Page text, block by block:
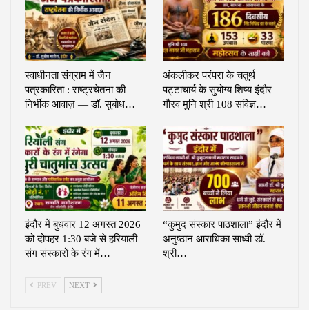
स्वाधीनता संग्राम में जैन
पत्रकारिता : राष्ट्रचेतना की
निर्भीक आवाज़ — डॉ. सुबोध…
अंकलीकर परंपरा के चतुर्थ
पट्टाचार्य के सुयोग्य शिष्य इंदौर
गौरव मुनि श्री 108 सविज्ञ…
इंदौर में बुधवार 12 अगस्त 2026
को दोपहर 1:30 बजे से हरियाली
संग संस्कारों के रंग में…
“कुमुद संस्कार पाठशाला” इंदौर में
अनुष्ठान आराधिका साध्वी डॉ.
श्री…
PREV NEXT